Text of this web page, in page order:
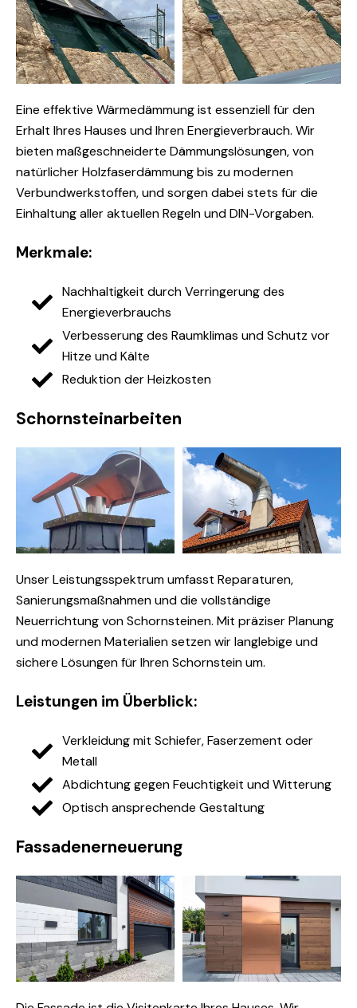
Eine effektive Wärmedämmung ist essenziell für den
Erhalt Ihres Hauses und Ihren Energieverbrauch. Wir
bieten maßgeschneiderte Dämmungslösungen, von
natürlicher Holzfaserdämmung bis zu modernen
Verbundwerkstoffen, und sorgen dabei stets für die
Einhaltung aller aktuellen Regeln und DIN-Vorgaben.
Merkmale:
Nachhaltigkeit durch Verringerung des
Energieverbrauchs
Verbesserung des Raumklimas und Schutz vor
Hitze und Kälte
Reduktion der Heizkosten
Schornsteinarbeiten
Unser Leistungsspektrum umfasst Reparaturen,
Sanierungsmaßnahmen und die vollständige
Neuerrichtung von Schornsteinen. Mit präziser Planung
und modernen Materialien setzen wir langlebige und
sichere Lösungen für Ihren Schornstein um.
Leistungen im Überblick:
Verkleidung mit Schiefer, Faserzement oder
Metall
Abdichtung gegen Feuchtigkeit und Witterung
Optisch ansprechende Gestaltung
Fassadenerneuerung